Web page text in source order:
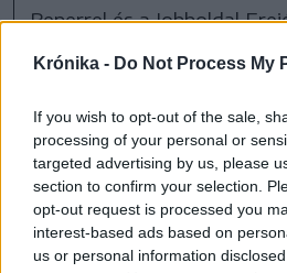
Krónika - Do Not Process My
If you wish to opt-out of the sale,
processing of your personal or
targeted advertising by us, please
section to confirm your selection.
opt-out request is processed you
interest-based ads based on
us or personal information
Reperrel és a Jobboldal
PNL koalíció